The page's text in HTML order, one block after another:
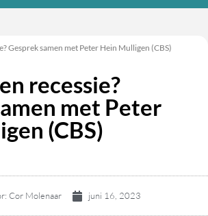
Gesprek samen met Peter Hein Mulligen (CBS)
recessie?
met Peter
(CBS)
Cor Molenaar juni 16, 2023